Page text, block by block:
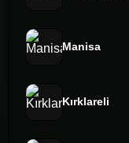
Manisa
Kırklareli